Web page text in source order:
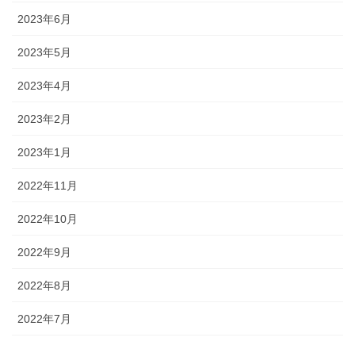
2023年6月
2023年5月
2023年4月
2023年2月
2023年1月
2022年11月
2022年10月
2022年9月
2022年8月
2022年7月